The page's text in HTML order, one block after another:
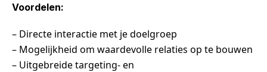
Voordelen:
– Directe interactie met je doelgroep
– Mogelijkheid om waardevolle relaties op te bouwen
– Uitgebreide targeting- en